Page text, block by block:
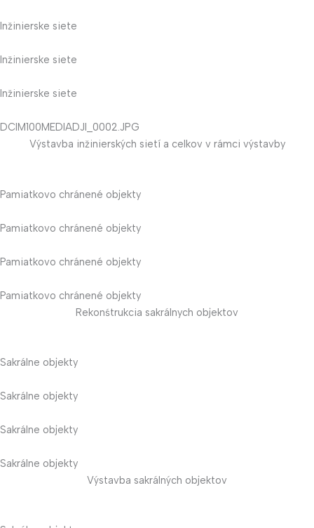
Inžinierske siete
Inžinierske siete
Inžinierske siete
DCIM100MEDIADJI_0002.JPG
Výstavba inžinierských sietí a celkov v rámci výstavby
Pamiatkovo chránené objekty
Pamiatkovo chránené objekty
Pamiatkovo chránené objekty
Pamiatkovo chránené objekty
Rekonśtrukcia sakrálnych objektov
Sakrálne objekty
Sakrálne objekty
Sakrálne objekty
Sakrálne objekty
Výstavba sakrálných objektov